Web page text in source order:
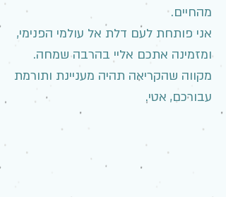
מהחיים.
אני פותחת לעם דלת אל עולמי הפנימי,
ומזמינה אתכם אליי בהרבה שמחה.
מקווה שהקריאה תהיה מעניינת ותורמת
עבורכם, אטי.